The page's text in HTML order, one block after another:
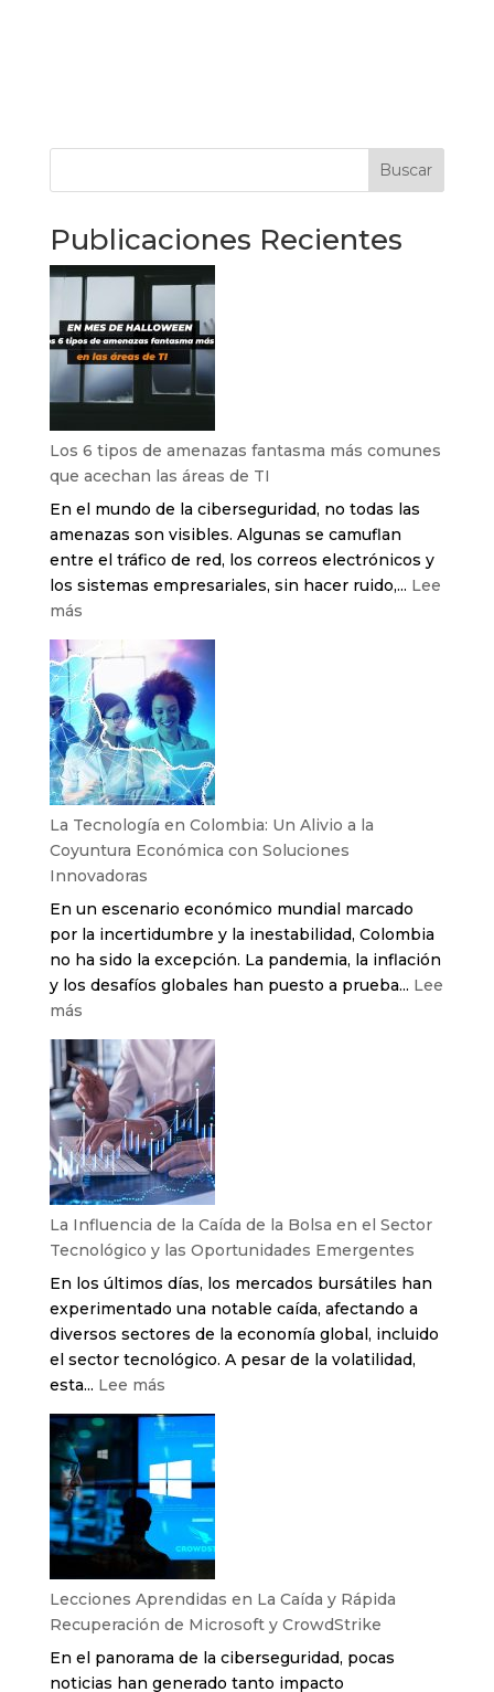
Buscar
Publicaciones Recientes
Los 6 tipos de amenazas fantasma más comunes
que acechan las áreas de TI
En el mundo de la ciberseguridad, no todas las
amenazas son visibles. Algunas se camuflan
entre el tráfico de red, los correos electrónicos y
los sistemas empresariales, sin hacer ruido,... Lee
más:
6
tipos
de
amenazas
fantasma
más
áreas
de
TI
La Tecnología en Colombia: Un Alivio a la
Coyuntura Económica con Soluciones
Innovadoras
En un escenario económico mundial marcado
por la incertidumbre y la inestabilidad, Colombia
no ha sido la excepción. La pandemia, la inflación
y los desafíos globales han puesto a prueba... Lee
más:
La
Tecnología
en
Colombia:
Un
Alivio
a
Económica
con
Soluciones
Innovadoras
La Influencia de la Caída de la Bolsa en el Sector
Tecnológico y las Oportunidades Emergentes
En los últimos días, los mercados bursátiles han
experimentado una notable caída, afectando a
diversos sectores de la economía global, incluido
el sector tecnológico. A pesar de la volatilidad,
esta... Lee más:
La
Influencia
de
la
Caída
de
la
Sector
Lecciones Aprendidas en La Caída y Rápida
Recuperación de Microsoft y CrowdStrike
En el panorama de la ciberseguridad, pocas
noticias han generado tanto impacto